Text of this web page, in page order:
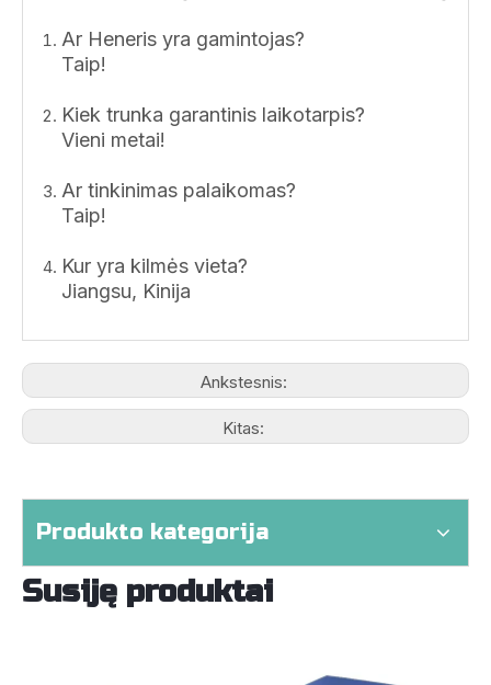
Ar Heneris yra gamintojas?
Taip!
Kiek trunka garantinis laikotarpis?
Vieni metai!
Ar tinkinimas palaikomas?
Taip!
Kur yra kilmės vieta?
Jiangsu, Kinija
Ankstesnis:
Kitas:
Produkto kategorija
Susiję produktai